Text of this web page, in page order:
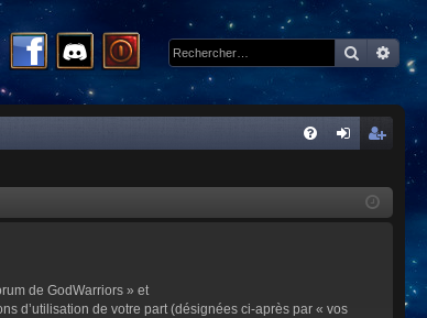
cri
de GodWarriors » et
d’utilisation de votre part (désignées ci-après par « vos